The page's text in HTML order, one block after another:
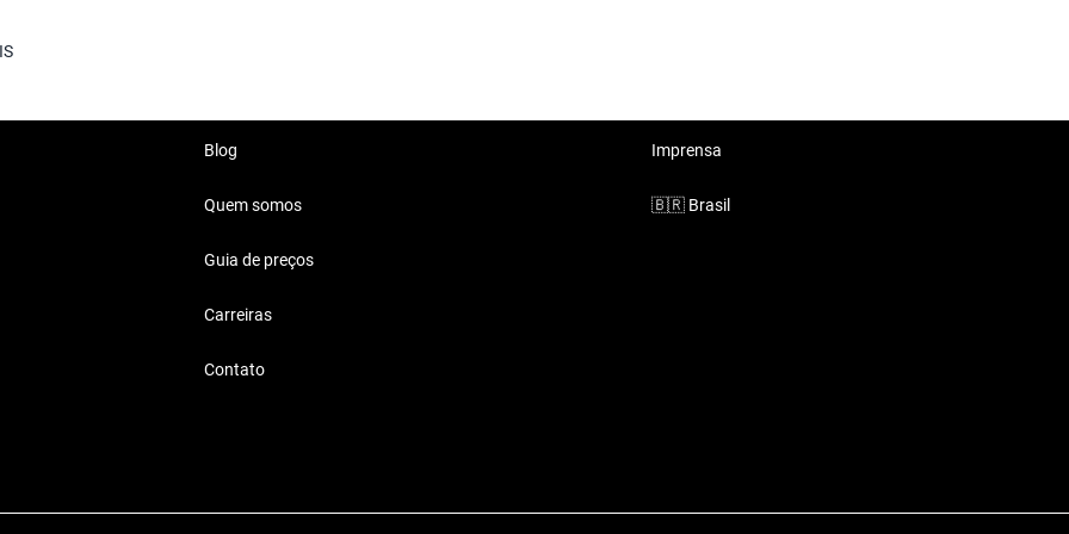
para o uso diário, viagens
Blog
Quem somos
Guia de preços
Carreiras
Contato
Imprensa
🇧🇷 Brasil